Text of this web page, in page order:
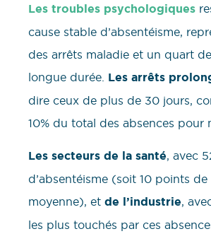
Les troubles psychologiques
cause stable d’absentéisme,
des arrêts maladie et un quart
longue durée. Les arrêts
dire ceux de plus de 30 jours,
10% du total des absences pour
Les secteurs de la santé, avec
d’absentéisme (soit 10 points
moyenne), et de l’industrie,
les plus touchés par ces